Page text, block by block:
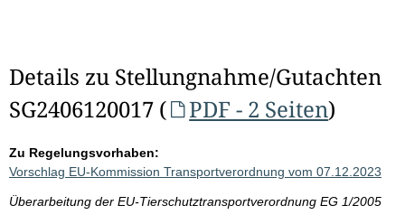
Details zu Stellungnahme/Gutachten
SG2406120017 (
PDF - 2 Seiten)
Zu Regelungsvorhaben:
Vorschlag EU-Kommission Transportverordnung vom 07.12.2023
Überarbeitung der EU-Tierschutztransportverordnung EG 1/2005